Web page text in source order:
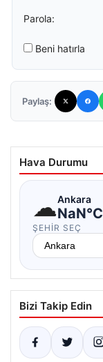
Parola:
Beni hatırla
Paylaş:
Hava Durumu
☁Ankara
NaN°C
ŞEHIR SEÇ
Bizi Takip Edin